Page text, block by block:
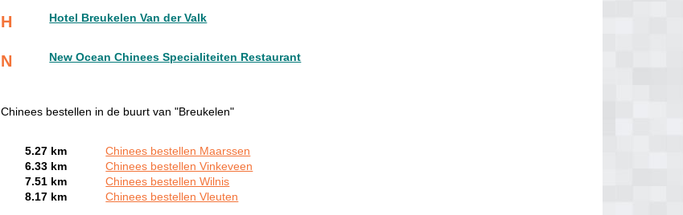
H Hotel Breukelen Van der Valk
N New Ocean Chinees Specialiteiten Restaurant
Chinees bestellen in de buurt van "Breukelen"
5.27 km
Chinees bestellen Maarssen
6.33 km
Chinees bestellen Vinkeveen
7.51 km
Chinees bestellen Wilnis
8.17 km
Chinees bestellen Vleuten